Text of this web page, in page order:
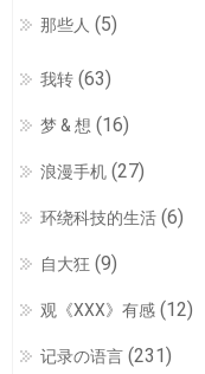
那些人 (5)
我转 (63)
梦 & 想 (16)
浪漫手机 (27)
环绕科技的生活 (6)
自大狂 (9)
观《XXX》有感 (12)
记录の语言 (231)